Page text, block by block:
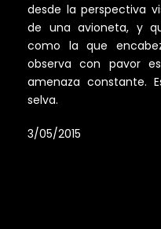
desde la perspectiva
de una avioneta, y
como la que
observa con pavor
amenaza constante.
selva.
3/05/2015